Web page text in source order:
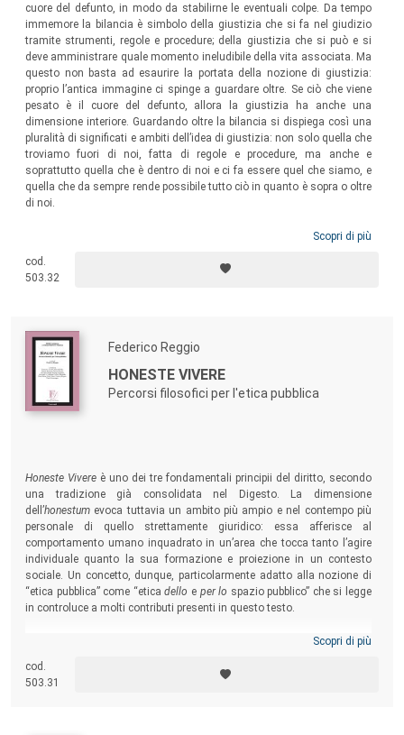
cuore del defunto, in modo da stabilirne le eventuali colpe. Da tempo
immemore la bilancia è simbolo della giustizia che si fa nel giudizio
tramite strumenti, regole e procedure; della giustizia che si può e si
deve amministrare quale momento ineludibile della vita associata. Ma
questo non basta ad esaurire la portata della nozione di giustizia:
proprio l’antica immagine ci spinge a guardare oltre. Se ciò che viene
pesato è il cuore del defunto, allora la giustizia ha anche una
dimensione interiore. Guardando oltre la bilancia si dispiega così una
pluralità di significati e ambiti dell’idea di giustizia: non solo quella che
troviamo fuori di noi, fatta di regole e procedure, ma anche e
soprattutto quella che è dentro di noi e ci fa essere quel che siamo, e
quella che da sempre rende possibile tutto ciò in quanto è sopra o oltre
di noi.
Scopri di più
cod.
503.32
Federico Reggio
HONESTE VIVERE
Percorsi filosofici per l'etica pubblica
Honeste Vivere è uno dei tre fondamentali principii del diritto, secondo
una tradizione già consolidata nel Digesto. La dimensione
dell’honestum evoca tuttavia un ambito più ampio e nel contempo più
personale di quello strettamente giuridico: essa afferisce al
comportamento umano inquadrato in un’area che tocca tanto l’agire
individuale quanto la sua formazione e proiezione in un contesto
sociale. Un concetto, dunque, particolarmente adatto alla nozione di
“etica pubblica” come “eticadello e per lo spazio pubblico” che si legge
in controluce a molti contributi presenti in questo testo.
Scopri di più
cod.
503.31